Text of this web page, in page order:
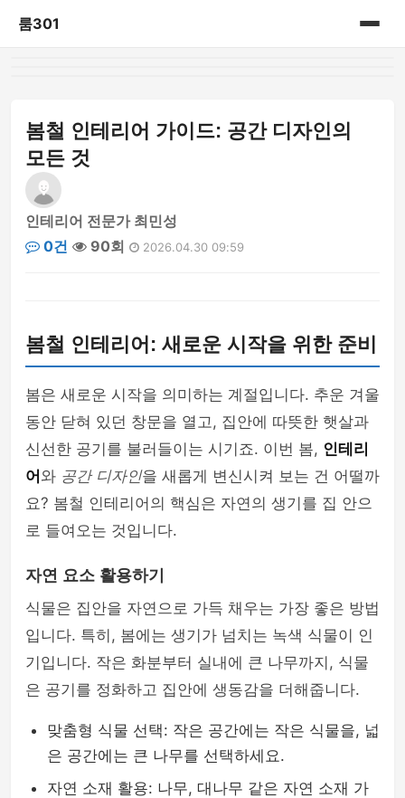
룸301
봄철 인테리어 가이드: 공간 디자인의
모든 것
인테리어 전문가 최민성
0건
90회 2026.04.30 09:59
봄철 인테리어: 새로운 시작을 위한 준비
봄은 새로운 시작을 의미하는 계절입니다. 추운 겨울
동안 닫혀 있던 창문을 열고, 집안에 따뜻한 햇살과
신선한 공기를 불러들이는 시기죠. 이번 봄, 인테리
어 와 공간 디자인을 새롭게 변신시켜 보는 건 어떨까
요? 봄철 인테리어의 핵심은 자연의 생기를 집 안으
로 들여오는 것입니다.
자연 요소 활용하기
식물은 집안을 자연으로 가득 채우는 가장 좋은 방법
입니다. 특히, 봄에는 생기가 넘치는 녹색 식물이 인
기입니다. 작은 화분부터 실내에 큰 나무까지, 식물
은 공기를 정화하고 집안에 생동감을 더해줍니다.
맞춤형 식물 선택: 작은 공간에는 작은 식물을, 넓
은 공간에는 큰 나무를 선택하세요.
자연 소재 활용: 나무, 대나무 같은 자연 소재 가